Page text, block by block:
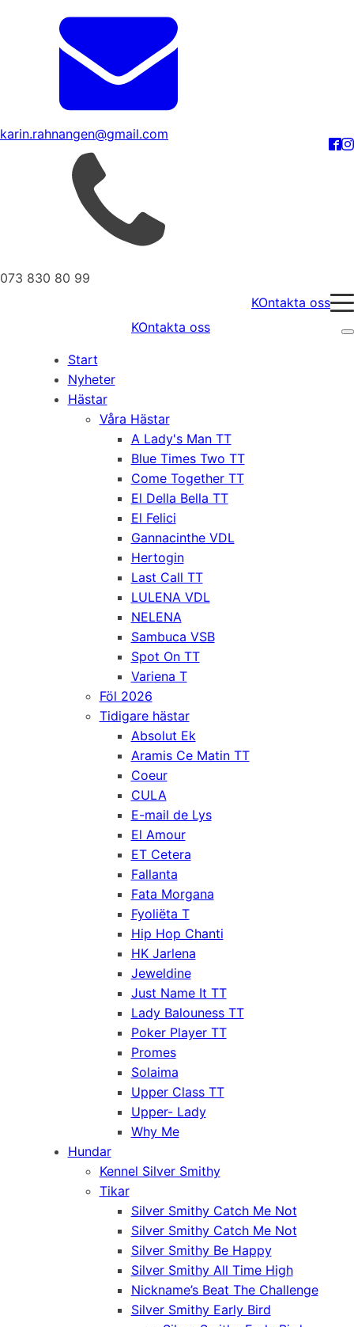
karin.rahnangen@gmail.com
073 830 80 99
KOntakta oss
KOntakta oss
Start
Nyheter
Hästar
Våra Hästar
A Lady's Man TT
Blue Times Two TT
Come Together TT
El Della Bella TT
El Felici
Gannacinthe VDL
Hertogin
Last Call TT
LULENA VDL
NELENA
Sambuca VSB
Spot On TT
Variena T
Föl 2026
Tidigare hästar
Absolut Ek
Aramis Ce Matin TT
Coeur
CULA
E-mail de Lys
El Amour
ET Cetera
Fallanta
Fata Morgana
Fyoliëta T
Hip Hop Chanti
HK Jarlena
Jeweldine
Just Name It TT
Lady Balouness TT
Poker Player TT
Promes
Solaima
Upper Class TT
Upper- Lady
Why Me
Hundar
Kennel Silver Smithy
Tikar
Silver Smithy Catch Me Not
Silver Smithy Catch Me Not
Silver Smithy Be Happy
Silver Smithy All Time High
Nickname’s Beat The Challenge
Silver Smithy Early Bird